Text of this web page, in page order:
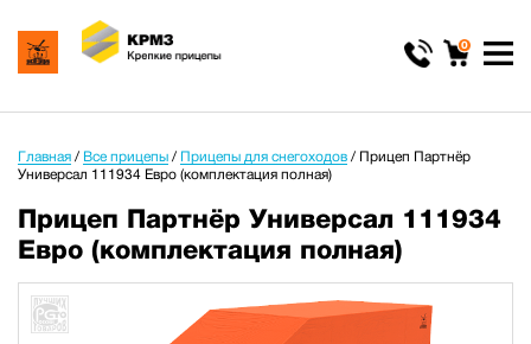
0
Главная / Все прицепы / Прицепы для снегоходов / Прицеп Партнёр
Универсал 111934 Евро (комплектация полная)
Прицеп Партнёр Универсал 111934
Евро (комплектация полная)